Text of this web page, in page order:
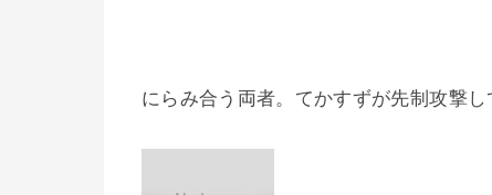
にらみ合う両者。てかすずが先制攻撃し